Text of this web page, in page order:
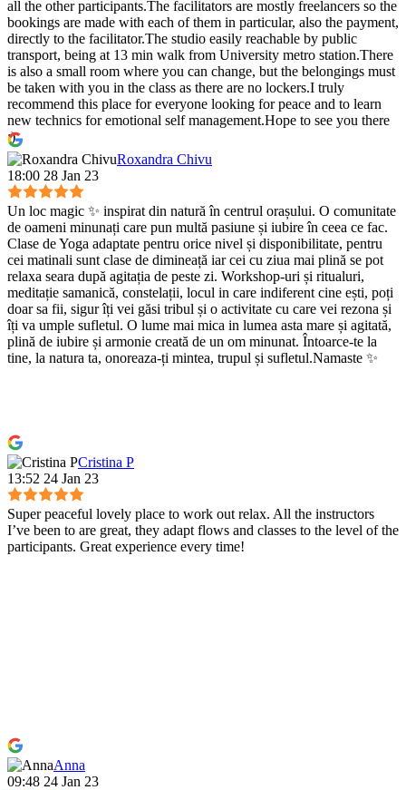
all the other participants.The facilitators are mostly freelancers so the
bookings are made with each of them in particular, also the payment,
directly to the facilitator.The studio easily reachable by public
transport, being at 13 min walk from University metro station.There
is also a small room where you can change, but the belongings must
be taken with you in the class as there are no lockers.I truly
recommend this place for everyone looking for peace and to learn
new technics for emotional self management.Hope to see you there
:)
Roxandra Chivu
18:00 28 Jan 23
Un loc magic ✨ inspirat din natură în centrul orașului. O comunitate
de oameni minunați care pun multă pasiune și iubire în ceea ce fac.
Clase de Yoga adaptate pentru orice nivel și disponibilitate, pentru
cei matinali sunt clase de dimineață iar cei cu ziua mai plină se pot
relaxa seara după agitația de peste zi. Workshop-uri și ritualuri,
meditație samanică, constelații, locul in care indiferent cine ești, poți
doar sa fii, sigur îți vei găsi tribul și o activitate cu care vei rezona și
îți va umple sufletul. O lume mai mica in lumea asta mare și agitată,
plină de iubire și armonie creată de un om minunat. Întoarce-te la
tine, la natura ta, onoreaza-ți mintea, trupul și sufletul.Namaste ✨
Cristina P
13:52 24 Jan 23
Super peaceful lovely place to work out relax. All the instructors
I’ve been to are great, they adapt flows and classes to the level of the
participants. Great experience every time!
Anna
09:48 24 Jan 23